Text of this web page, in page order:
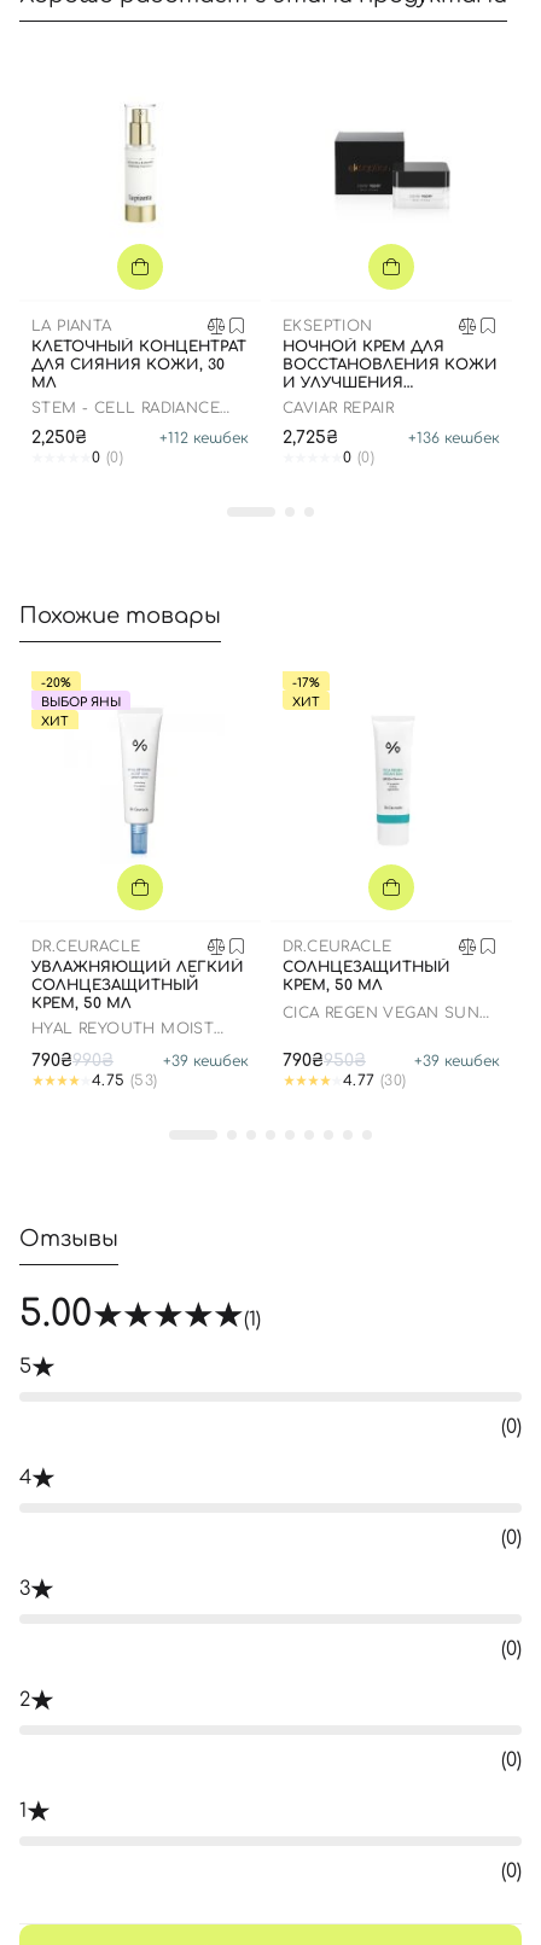
LA PIANTA
КЛЕТОЧНЫЙ КОНЦЕНТРАТ
ДЛЯ СИЯНИЯ КОЖИ, 30
МЛ
STEM - CELL RADIANCE
CONCENTRATOR
2,250₴ +112 кешбек
0 (0)
EKSEPTION
НОЧНОЙ КРЕМ ДЛЯ
ВОССТАНОВЛЕНИЯ КОЖИ
И УЛУЧШЕНИЯ
ПРОЛИФЕРАЦИИ КЛЕТОК,
CAVIAR REPAIR
2,725₴ +136 кешбек
0 (0)
Похожие товары
-20%
ВЫБОР ЯНЫ
ХИТ
DR.CEURACLE
УВЛАЖНЯЮЩИЙ ЛЕГКИЙ
СОЛНЦЕЗАЩИТНЫЙ
КРЕМ, 50 МЛ
HYAL REYOUTH MOIST
790₴990₴ +39 кешбек
4.75 (53)
-17%
ХИТ
DR.CEURACLE
СОЛНЦЕЗАЩИТНЫЙ
КРЕМ, 50 МЛ
СICA REGEN VEGAN SUN
790₴950₴ +39 кешбек
4.77 (30)
Отзывы
5.00 (1)
5
(0)
4
(0)
3
(0)
2
(0)
1
(0)
Вход
Отправляя форму для авторизации/регистрации, вы
принимаете условияПользовательские соглашения